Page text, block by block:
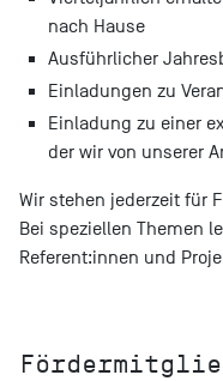
nach Hause
Ausführlicher
Einladungen zu
Einladung zu einer
der wir von unserer
Wir stehen jederzeit für
Bei speziellen Themen
Referent:innen und